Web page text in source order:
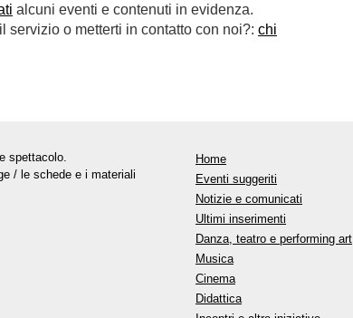
alcuni eventi e contenuti in evidenza.
servizio o metterti in contatto con noi?: chi
spettacolo.
/ le schede e i materiali
Home
Eventi suggeriti
Notizie e comunicati
Ultimi inserimenti
Danza, teatro e performing art
Musica
Cinema
Didattica